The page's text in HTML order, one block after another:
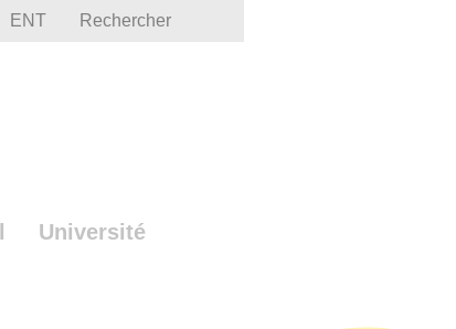
ENT Rechercher
Université